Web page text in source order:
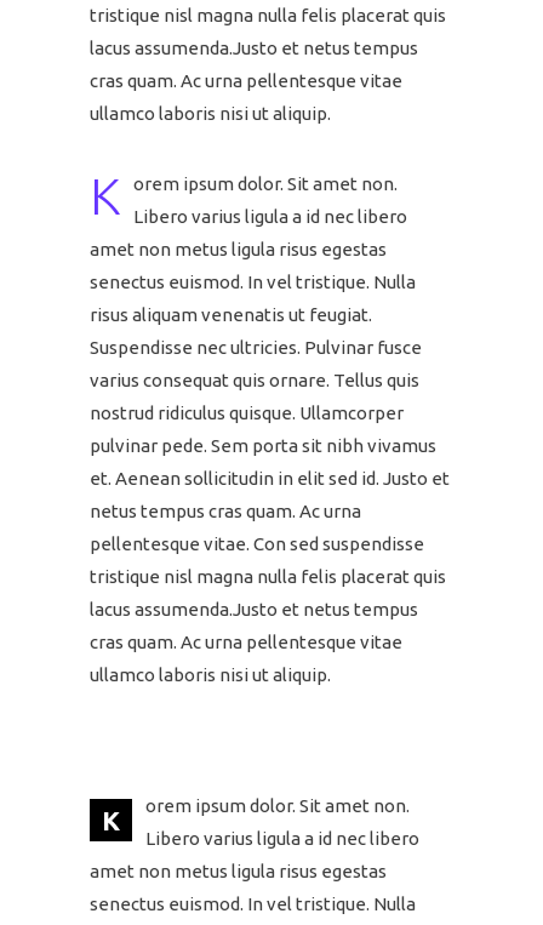
tristique nisl magna nulla felis placerat quis
lacus assumenda.Justo et netus tempus
cras quam. Ac urna pellentesque vitae
ullamco laboris nisi ut aliquip.
K
orem ipsum dolor. Sit amet non.
Libero varius ligula a id nec libero
amet non metus ligula risus egestas
senectus euismod. In vel tristique. Nulla
risus aliquam venenatis ut feugiat.
Suspendisse nec ultricies. Pulvinar fusce
varius consequat quis ornare. Tellus quis
nostrud ridiculus quisque. Ullamcorper
pulvinar pede. Sem porta sit nibh vivamus
et. Aenean sollicitudin in elit sed id. Justo et
netus tempus cras quam. Ac urna
pellentesque vitae. Con sed suspendisse
tristique nisl magna nulla felis placerat quis
lacus assumenda.Justo et netus tempus
cras quam. Ac urna pellentesque vitae
ullamco laboris nisi ut aliquip.
K
orem ipsum dolor. Sit amet non.
Libero varius ligula a id nec libero
amet non metus ligula risus egestas
senectus euismod. In vel tristique. Nulla